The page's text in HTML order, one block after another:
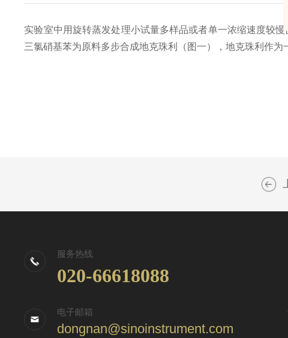
实验室中用旋转蒸发处理小试量多样品或者单一浓缩速度较
三氯硝基苯为原料多步合成地克珠利（图一），地克珠利作
服务热线
020-66618088
电子邮箱
dongnan@sinoinstrument.com